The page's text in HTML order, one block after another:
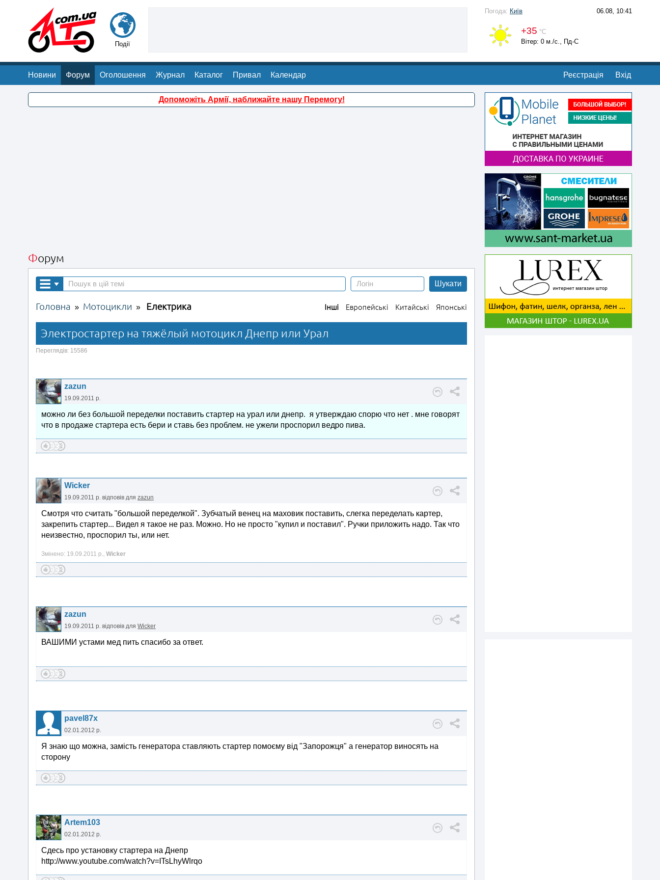
Події
Погода: Київ 06.08, 10:41
+35 °С
Вітер: 0 м./с., Пд-С
Новини Форум Оголошення Журнал Каталог Привал Календар Реєстрація Вхід
Допоможіть Армії, наближайте нашу Перемогу!
Форум
Шукати
Головна » Мотоцикли » Електрика Інші Европейські Китайські Японські
Электростартер на тяжёлый мотоцикл Днепр или Урал
Переглядів: 15586
zazun
19.09.2011 р.
можно ли без большой переделки поставить стартер на урал или днепр. я утверждаю спорю что нет . мне говорят
что в продаже стартера есть бери и ставь без проблем. не ужели проспорил ведро пива.
Wicker
19.09.2011 р. відповів для zazun
Смотря что считать "большой переделкой". Зубчатый венец на маховик поставить, слегка переделать картер,
закрепить стартер... Видел я такое не раз. Можно. Но не просто "купил и поставил". Ручки приложить надо. Так что
неизвестно, проспорил ты, или нет.
Змінено: 19.09.2011 р., Wicker
zazun
19.09.2011 р. відповів для Wicker
ВАШИМИ устами мед пить спасибо за ответ.
pavel87x
02.01.2012 р.
Я знаю що можна, замість генератора ставляють стартер помоєму від "Запорожця" а генератор виносять на
сторону
Artem103
02.01.2012 р.
Сдесь про установку стартера на Днепр
http://www.youtube.com/watch?v=ITsLhyWlrqo